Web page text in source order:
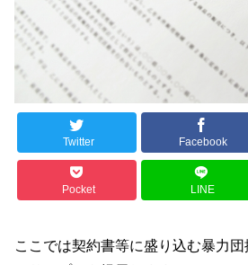
Twitter Facebook
Pocket LINE
ここでは契約書等に盛り込む暴力団